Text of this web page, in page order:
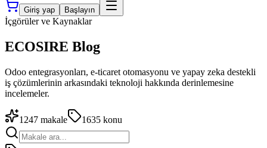
Giriş yap Başlayın
İçgörüler ve Kaynaklar
ECOSIRE Blog
Odoo entegrasyonları, e-ticaret otomasyonu ve yapay zeka destekli
iş çözümlerinin arkasındaki teknoloji hakkında derinlemesine
incelemeler.
1247 makale 1635 konu